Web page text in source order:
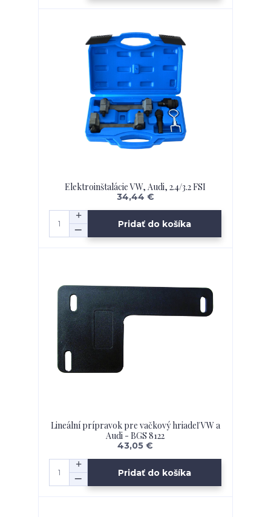
Elektroinštalácie VW, Audi, 2.4/3.2 FSI
34,44 €
Pridať do košíka
Lineální prípravok pre vačkový hriadeľ VW a
Audi - BGS 8122
43,05 €
Pridať do košíka